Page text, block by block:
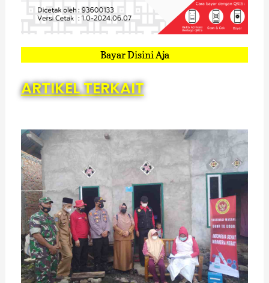
Bayar Disini Aja
ARTIKEL TERKAIT